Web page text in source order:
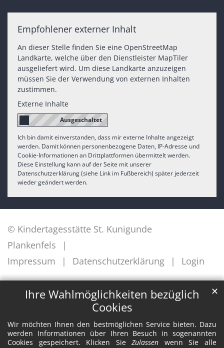
Ihre Wahlmöglichkeiten bezüglich
Cookies
Wir möchten Ihnen den bestmöglichen Service bieten. Dazu
werden Informationen über Ihren Besuch in sogenannten
Cookies gespeichert. Klicken SieZulassen wenn Sie alle
✕
Empfohlener externer Inhalt
An dieser Stelle finden Sie eine OpenStreetMap
Landkarte, welche über den Dienstleister MapTiler
ausgeliefert wird. Um diese Landkarte anzuzeigen
müssen Sie der Verwendung von externen Inhalten
zustimmen.
Externe Inhalte
Ich bin damit einverstanden, dass mir externe Inhalte angezeigt
werden. Damit können personenbezogene Daten, IP-Adresse und
Cookie-Informationen an Drittplattformen übermittelt werden.
Diese Einstellung kann auf der Seite mit unserer
Datenschutzerklärung (siehe Link im Fußbereich) später jederzeit
wieder geändert werden.
© Kindertagesstätte St. Kunigunde
Plankenfels
Impressum
Datenschutzerklärung Login